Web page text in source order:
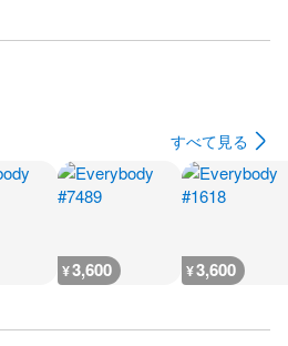
すべて見る
¥3,600 ¥3,600